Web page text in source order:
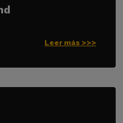
Leer más >>>